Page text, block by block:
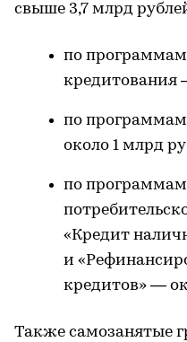
свыше 3,7 млрд
по
кредитования
по
около 1 млрд
по программам
«Кредит
и
кредитов» —
Также самозанятые